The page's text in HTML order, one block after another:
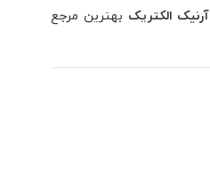
آرنیک الکتریک بهترین مرجع